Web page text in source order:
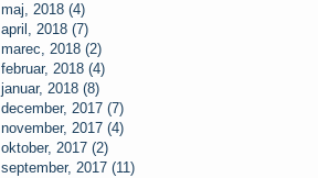
maj, 2018 (4)
april, 2018 (7)
marec, 2018 (2)
februar, 2018 (4)
januar, 2018 (8)
december, 2017 (7)
november, 2017 (4)
oktober, 2017 (2)
september, 2017 (11)